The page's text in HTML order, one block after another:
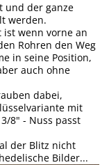
und der ganze
werden.
wenn vorne an
Rohren den Weg
in seine Position,
auch ohne
dabei,
mit
8" - Nuss passt
der Blitz nicht
Bilder...